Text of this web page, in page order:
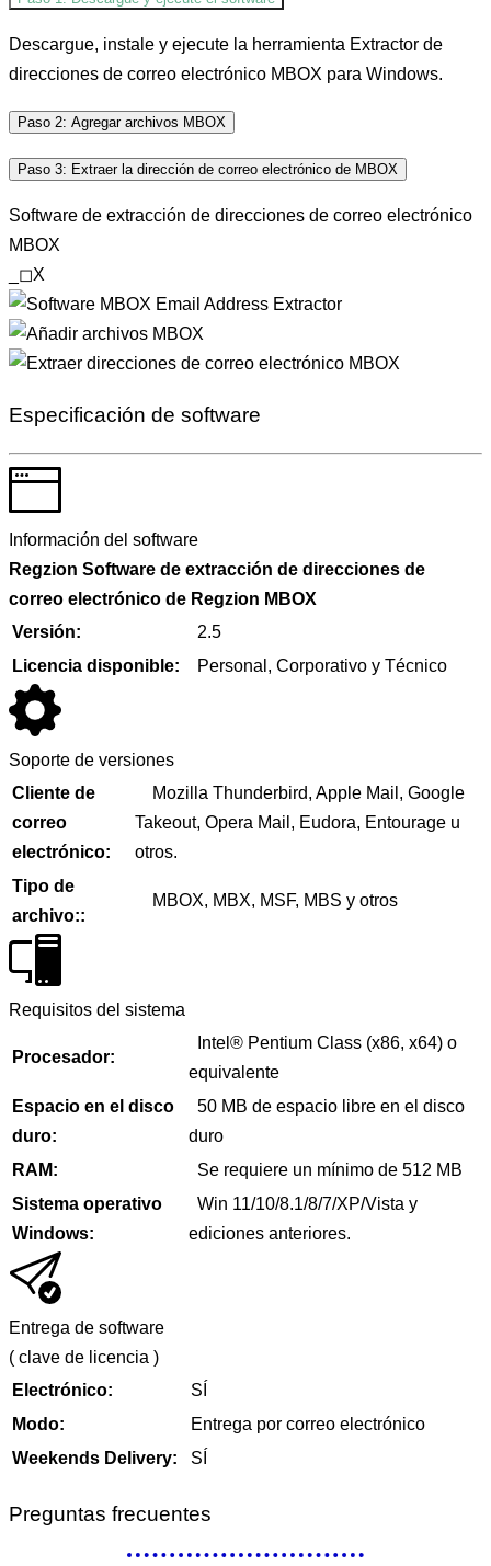
Descargue, instale y ejecute la herramienta Extractor de
direcciones de correo electrónico MBOX para Windows.
Paso 2: Agregar archivos MBOX
Paso 3: Extraer la dirección de correo electrónico de MBOX
Software de extracción de direcciones de correo electrónico
MBOX
◻X
Especificación de software
Información del software
Regzion Software de extracción de direcciones de
correo electrónico de Regzion MBOX
Versión:
2.5
Licencia disponible:
Personal, Corporativo y Técnico
Soporte de versiones
Cliente de
correo
electrónico:
Mozilla Thunderbird, Apple Mail, Google
Takeout, Opera Mail, Eudora, Entourage u
otros.
Tipo de
archivo::
MBOX, MBX, MSF, MBS y otros
Requisitos del sistema
Procesador:
Intel® Pentium Class (x86, x64) o
equivalente
Espacio en el disco
duro:
50 MB de espacio libre en el disco
duro
RAM:
Se requiere un mínimo de 512 MB
Sistema operativo
Windows:
Win 11/10/8.1/8/7/XP/Vista y
ediciones anteriores.
Entrega de software
( clave de licencia )
Electrónico:
SÍ
Modo:
Entrega por correo electrónico
Weekends Delivery:
SÍ
Preguntas frecuentes